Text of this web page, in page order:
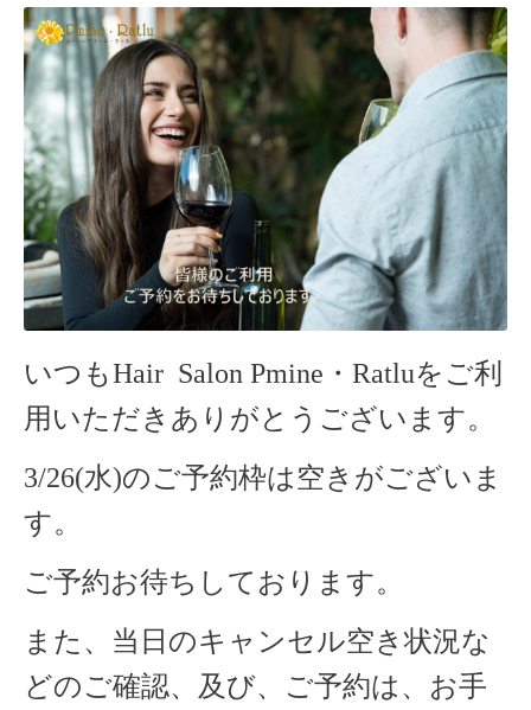
いつもHair Salon Pmine・Ratluをご利
用いただきありがとうございます。
3/26(水)のご予約枠は空きがございま
す。
ご予約お待ちしております。
また、当日のキャンセル空き状況な
どのご確認、及び、ご予約は、お手